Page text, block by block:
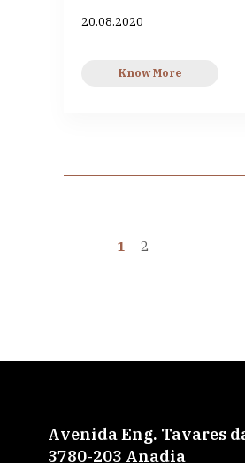
20.08.2020
Know More
1 2
Avenida Eng. Tavares
3780-203 Anadia